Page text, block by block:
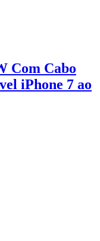
Com Cabo
iPhone 7 ao